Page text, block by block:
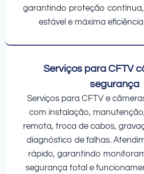
garantindo proteção
estável e máxima
Serviços para CFTV
segurança
Serviços para CFTV e
com instalação,
remota, troca de cabos,
diagnóstico de falhas.
rápido, garantindo
segurança total e